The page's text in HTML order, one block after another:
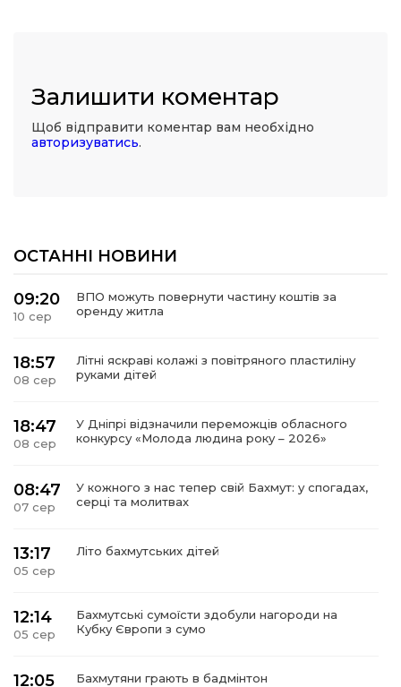
Залишити коментар
Щоб відправити коментар вам необхідно
авторизуватись.
ОСТАННІ НОВИНИ
09:20
10 сер
ВПО можуть повернути частину коштів за
оренду житла
18:57
08 сер
Літні яскраві колажі з повітряного пластиліну
руками дітей
18:47
08 сер
У Дніпрі відзначили переможців обласного
конкурсу «Молода людина року – 2026»
08:47
07 сер
У кожного з нас тепер свій Бахмут: у спогадах,
серці та молитвах
13:17
05 сер
Літо бахмутських дітей
12:14
05 сер
Бахмутські сумоїсти здобули нагороди на
Кубку Європи з сумо
12:05 Бахмутяни грають в бадмінтон